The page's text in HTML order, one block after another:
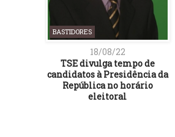
BASTIDORES
18/08/22
TSE divulga tempo de
candidatos à Presidência da
República no horário
eleitoral